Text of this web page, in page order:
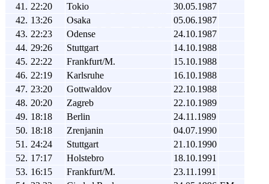
41. 22:20 Tokio
30.05.1987
42. 13:26 Osaka
05.06.1987
43. 22:23 Odense
24.10.1987
44. 29:26 Stuttgart
14.10.1988
45. 22:22 Frankfurt/M.
15.10.1988
46. 22:19 Karlsruhe
16.10.1988
47. 23:20 Gottwaldov
22.10.1988
48. 20:20 Zagreb
22.10.1989
49. 18:18 Berlin
24.11.1989
50. 18:18 Zrenjanin
04.07.1990
51. 24:24 Stuttgart
21.10.1990
52. 17:17 Holstebro
18.10.1991
53. 16:15 Frankfurt/M.
23.11.1991